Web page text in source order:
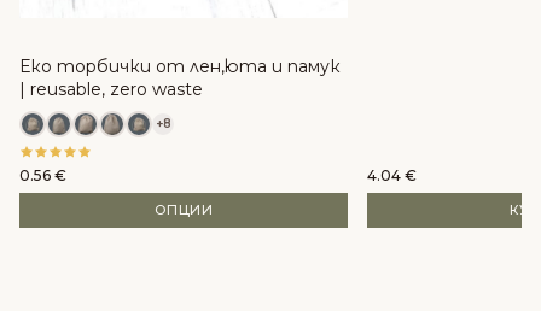
Еко торбички от лен,юта и памук
| reusable, zero waste
+8
0.56 €
ОПЦИИ
4.04 €